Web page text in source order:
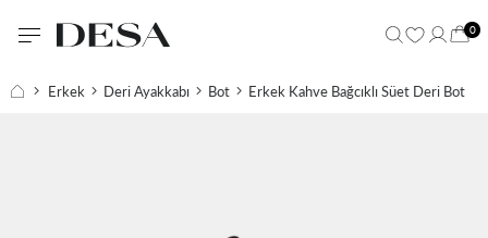
0
Erkek Deri Ayakkabı Bot Erkek Kahve Bağcıklı Süet Deri Bot